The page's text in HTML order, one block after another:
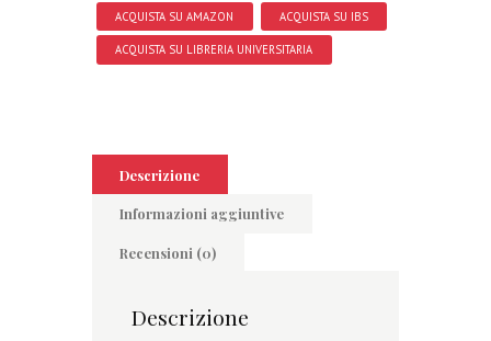
ACQUISTA SU AMAZON ACQUISTA SU IBS
ACQUISTA SU LIBRERIA UNIVERSITARIA
Descrizione
Informazioni aggiuntive
Recensioni (0)
Descrizione